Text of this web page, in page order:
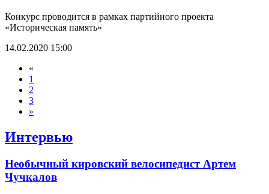
Конкурс проводится в рамках партийного проекта
«Историческая память»
14.02.2020 15:00
«
1
2
3
»
Интервью
Необычный кировский велосипедист Артем
Чучкалов